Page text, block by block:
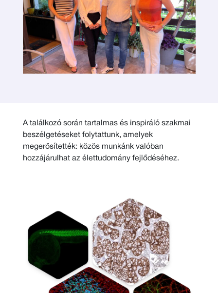
A találkozó során tartalmas és inspiráló szakmai
beszélgetéseket folytattunk, amelyek
megerősítették: közös munkánk valóban
hozzájárulhat az élettudomány fejlődéséhez.